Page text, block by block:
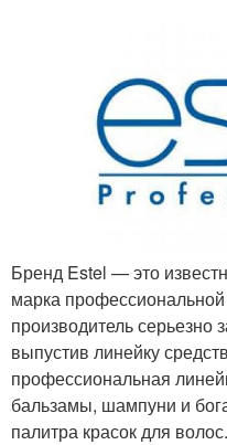
Бренд Estel — это
марка
производитель серьезно
выпустив линейку
профессиональная
бальзамы, шампуни и
палитра красок для волос.